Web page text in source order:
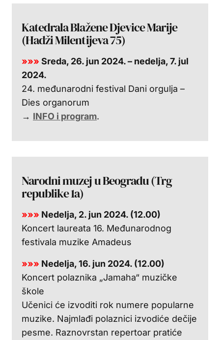
Katedrala Blažene Djevice Marije
(Hadži Milentijeva 75)
»»» Sreda, 26. jun 2024. – nedelja, 7. jul
2024.
24. međunarodni festival Dani orgulja –
Dies organorum
→ INFO i program.
Narodni muzej u Beogradu (Trg
republike 1a)
»»» Nedelja, 2. jun 2024. (12.00)
Koncert laureata 16. Međunarodnog
festivala muzike Amadeus
»»» Nedelja, 16. jun 2024. (12.00)
Koncert polaznika „Jamaha“ muzičke
škole
Učenici će izvoditi rok numere popularne
muzike. Najmlađi polaznici izvodiće dečije
pesme. Raznovrstan repertoar pratiće